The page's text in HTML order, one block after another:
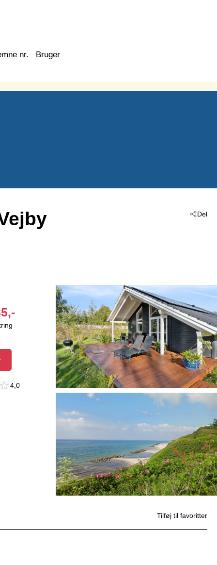
nr. Bruger
Del
4,0
Tilføj til favoritter